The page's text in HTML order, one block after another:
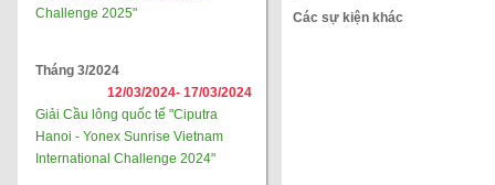
Challenge 2025"
Tháng 3/2024
12/03/2024- 17/03/2024
Giải Cầu lông quốc tế "Ciputra
Hanoi - Yonex Sunrise Vietnam
International Challenge 2024"
Các sự kiện khác